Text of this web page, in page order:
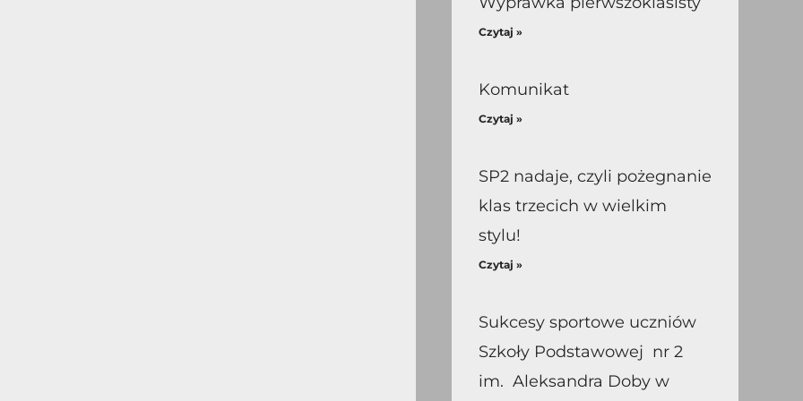
Czytaj »
Komunikat
Czytaj »
SP2 nadaje, czyli pożegnanie
klas trzecich w wielkim
stylu!
Czytaj »
Sukcesy sportowe uczniów
Szkoły Podstawowej nr 2
im. Aleksandra Doby w